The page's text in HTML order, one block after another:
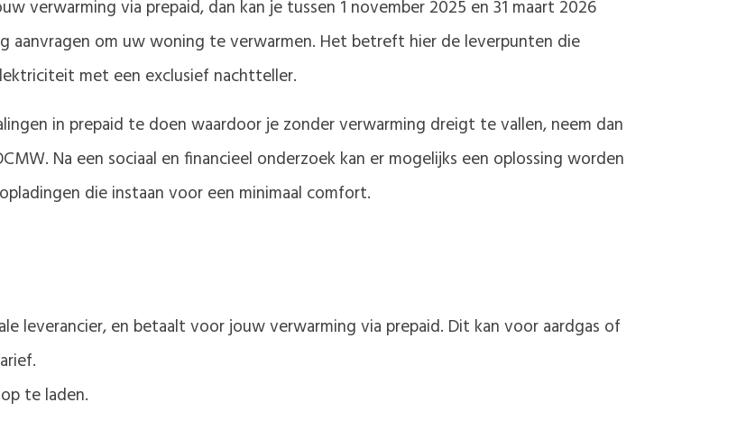
verwarming via prepaid, dan kan je tussen 1 november 2025 en 31 maart 2026
aanvragen om uw woning te verwarmen. Het betreft hier de leverpunten die
met een exclusief nachtteller.
in prepaid te doen waardoor je zonder verwarming dreigt te vallen, neem dan
Na een sociaal en financieel onderzoek kan er mogelijks een oplossing worden
die instaan voor een minimaal comfort.
leverancier, en betaalt voor jouw verwarming via prepaid. Dit kan voor aardgas of
te laden.